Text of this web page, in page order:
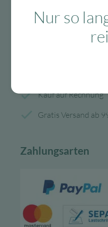
Lieferung &
Kauf auf Rechnung
Gratis Versand ab
Zahlungsarten
Nur so